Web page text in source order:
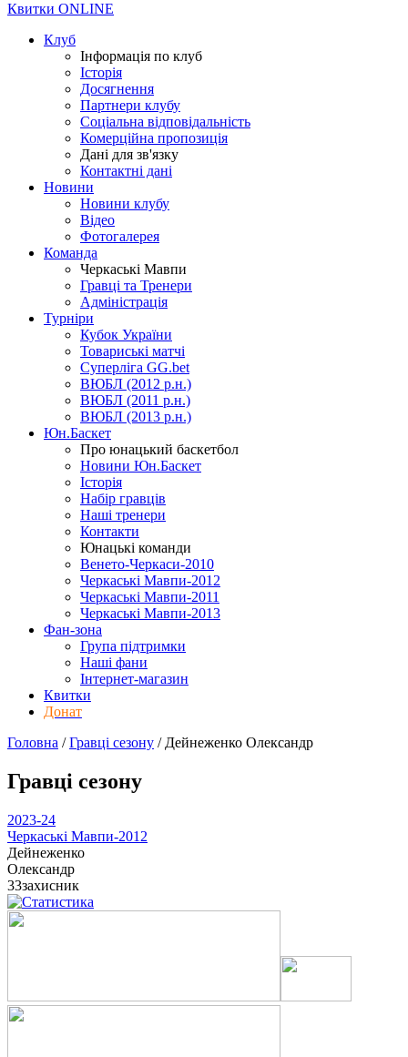
Квитки ONLINE
Клуб
Інформація по клуб
Історія
Досягнення
Партнери клубу
Соціальна відповідальність
Комерційна пропозиція
Дані для зв'язку
Контактні дані
Новини
Новини клубу
Відео
Фотогалерея
Команда
Черкаські Мавпи
Гравці та Тренери
Адміністрація
Турніри
Кубок України
Товариські матчі
Суперліга GG.bet
ВЮБЛ (2012 р.н.)
ВЮБЛ (2011 р.н.)
ВЮБЛ (2013 р.н.)
Юн.Баскет
Про юнацький баскетбол
Новини Юн.Баскет
Історія
Набір гравців
Наші тренери
Контакти
Юнацькі команди
Венето-Черкаси-2010
Черкаські Мавпи-2012
Черкаські Мавпи-2011
Черкаські Мавпи-2013
Фан-зона
Група підтримки
Наші фани
Інтернет-магазин
Квитки
Донат
Головна /Гравці сезону / Дейнеженко Олександр
Гравці сезону
2023-24
Черкаські Мавпи-2012
Дейнеженко
Олександр
33захисник